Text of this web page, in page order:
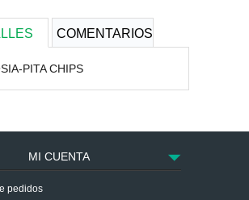
COMENTARIOS
PITA CHIPS
MI CUENTA
pedidos